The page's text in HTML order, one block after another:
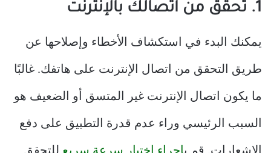
1. تحقق من اتصالك بالإنترنت
يمكنك البدء في استكشاف الأخطاء وإصلاحها عن
طريق التحقق من اتصال الإنترنت على هاتفك. غالبًا
ما يكون اتصال الإنترنت غير المتسق أو الضعيف هو
السبب الرئيسي وراء عدم قدرة التطبيق على دفع